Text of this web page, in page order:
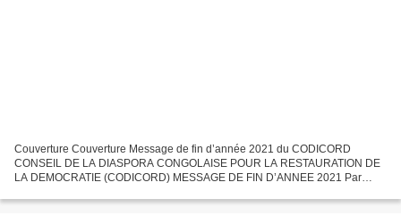
Couverture Couverture Message de fin d’année 2021 du CODICORD
CONSEIL DE LA DIASPORA CONGOLAISE POUR LA RESTAURATION DE
LA DEMOCRATIE (CODICORD) MESSAGE DE FIN D’ANNEE 2021 Par
militants,...